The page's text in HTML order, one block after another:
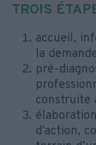
TROIS
accueil,
la
pré-
construite
d’action,